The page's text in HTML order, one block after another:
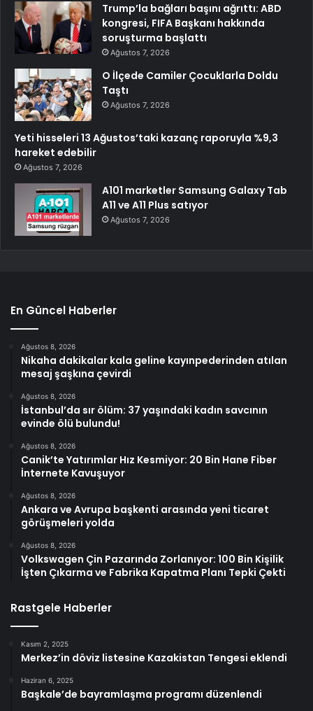
Trump’la bağları başını ağrıttı: ABD
kongresi, FIFA Başkanı hakkında
soruşturma başlattı
Ağustos 7, 2026
O İlçede Camiler Çocuklarla Doldu
Taştı
Ağustos 7, 2026
Yeti hisseleri 13 Ağustos’taki kazanç raporuyla %9,3
hareket edebilir
Ağustos 7, 2026
A101 marketler Samsung Galaxy Tab
A11 ve A11 Plus satıyor
Ağustos 7, 2026
En Güncel Haberler
Ağustos 8, 2026
Nikaha dakikalar kala geline kayınpederinden atılan
mesaj şaşkına çevirdi
Ağustos 8, 2026
İstanbul’da sır ölüm: 37 yaşındaki kadın savcının
evinde ölü bulundu!
Ağustos 8, 2026
Canik’te Yatırımlar Hız Kesmiyor: 20 Bin Hane Fiber
İnternete Kavuşuyor
Ağustos 8, 2026
Ankara ve Avrupa başkenti arasında yeni ticaret
görüşmeleri yolda
Ağustos 8, 2026
Volkswagen Çin Pazarında Zorlanıyor: 100 Bin Kişilik
İşten Çıkarma ve Fabrika Kapatma Planı Tepki Çekti
Rastgele Haberler
Kasım 2, 2025
Merkez’in döviz listesine Kazakistan Tengesi eklendi
Haziran 6, 2025
Başkale’de bayramlaşma programı düzenlendi